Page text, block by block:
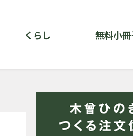
くらし 無料小